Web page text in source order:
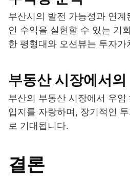
부산시의 발전 가능성과 연계
인 수익을 실현할 수 있는 기
한 평형대와 오션뷰는 투자가
부동산 시장에서의
부산의 부동산 시장에서 우
입지를 자랑하며, 장기적인
로 기대됩니다.
결론